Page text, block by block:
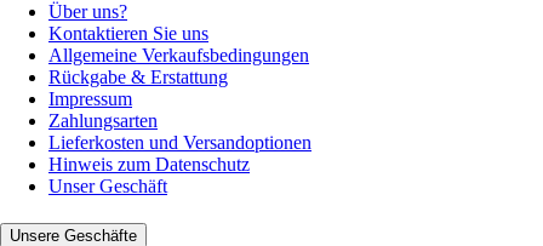
Über uns?
Kontaktieren Sie uns
Allgemeine Verkaufsbedingungen
Rückgabe & Erstattung
Impressum
Zahlungsarten
Lieferkosten und Versandoptionen
Hinweis zum Datenschutz
Unser Geschäft
Unsere Geschäfte